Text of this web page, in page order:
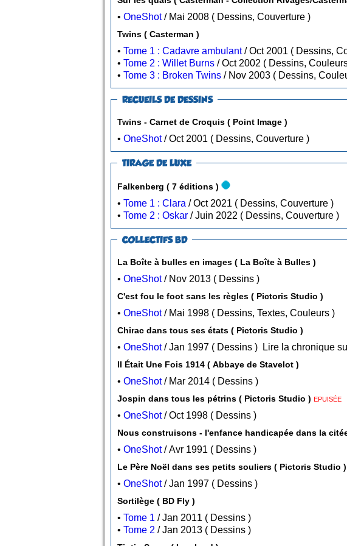
• OneShot / Mai 2008 ( Dessins, Couverture )
Twins ( Casterman )
• Tome 1 : Cadavre ambulant / Oct 2001 (
• Tome 2 : Willet Burns / Oct 2002 ( Dessins,
• Tome 3 : Broken Twins / Nov 2003 (
RECUEILS DE DESSINS
Twins - Carnet de Croquis ( Point Image )
• OneShot / Oct 2001 ( Dessins, Couverture )
TIRAGE DE LUXE
Falkenberg ( 7 éditions )
• Tome 1 : Clara
/ Oct 2021 ( Dessins, Couverture )
• Tome 2 : Oskar / Juin 2022 ( Dessins, Couverture )
COLLECTIFS BD
La Boîte à bulles en images ( La Boîte à Bulles )
• OneShot / Nov 2013 ( Dessins )
C'est fou le foot sans les règles ( Pictoris Studio )
• OneShot / Mai 1998 ( Dessins, Textes, Couleurs )
Chirac dans tous ses états ( Pictoris Studio )
• OneShot / Jan 1997 ( Dessins ) Lire la chronique
Il Était Une Fois 1914 ( Abbaye de Stavelot )
• OneShot / Mar 2014 ( Dessins )
Jospin dans tous les pétrins ( Pictoris Studio ) EPUISÉE
• OneShot / Oct 1998 ( Dessins )
Nous construisons - l'enfance handicapée dans la
• OneShot / Avr 1991 ( Dessins )
Le Père Noël dans ses petits souliers ( Pictoris Studio )
• OneShot / Jan 1997 ( Dessins )
Sortilège ( BD Fly )
• Tome 1
/ Jan 2011 ( Dessins )
• Tome 2 / Jan 2013 ( Dessins )